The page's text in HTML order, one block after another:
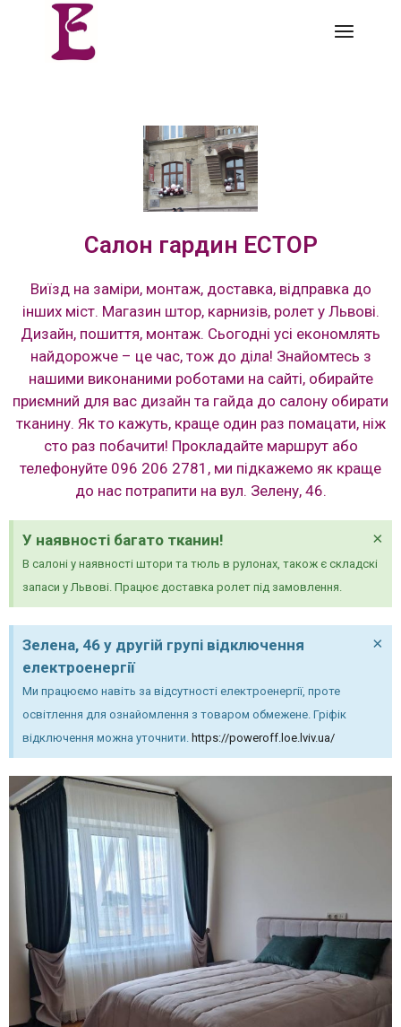
Салон гардин ЕСТОР
Виїзд на заміри, монтаж, доставка, відправка до
інших міст. Магазин штор, карнизів, ролет у Львові.
Дизайн, пошиття, монтаж. Сьогодні усі економлять
найдорожче – це час, тож до діла! Знайомтесь з
нашими виконаними роботами на сайті, обирайте
приємний для вас дизайн та гайда до салону обирати
тканину. Як то кажуть, краще один раз помацати, ніж
сто раз побачити! Прокладайте маршрут або
телефонуйте 096 206 2781, ми підкажемо як краще
до нас потрапити на вул. Зелену, 46.
У наявності багато тканин!
В салоні у наявності штори та тюль в рулонах, також є складскі
запаси у Львові. Працює доставка ролет під замовлення.
×
Зелена, 46 у другій групі відключення
електроенергії
Ми працюємо навіть за відсутності електроенергії, проте
освітлення для ознайомлення з товаром обмежене. Гріфік
відключення можна уточнити. https://poweroff.loe.lviv.ua/
×